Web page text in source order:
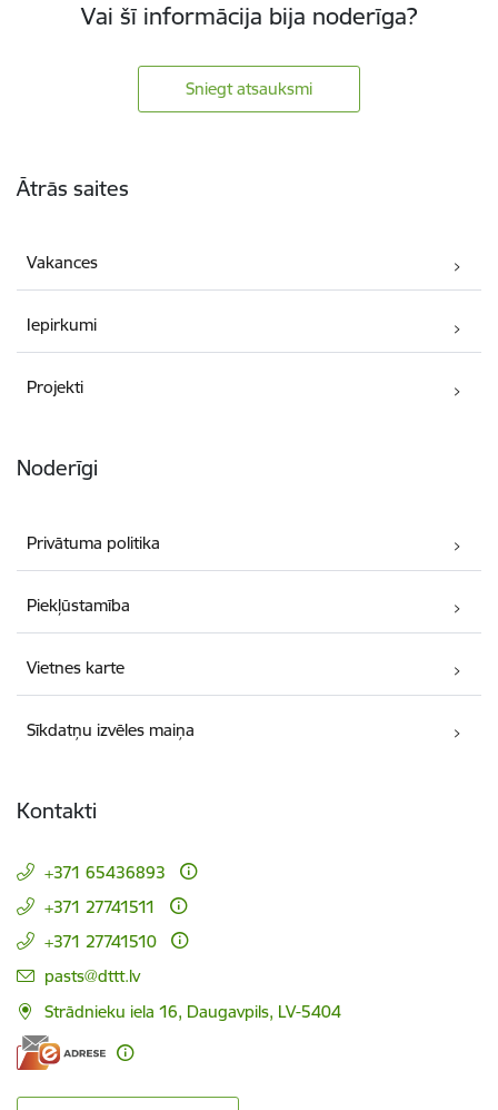
Vai šī informācija bija noderīga?
Sniegt atsauksmi
Ātrās saites
Vakances
Iepirkumi
Projekti
Noderīgi
Privātuma politika
Piekļūstamība
Vietnes karte
Sīkdatņu izvēles maiņa
Kontakti
+371 65436893
+371 27741511
+371 27741510
E-pasts:
pasts@dttt.lv
Strādnieku iela 16, Daugavpils, LV-5404